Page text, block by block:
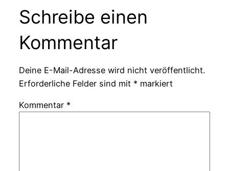
Schreibe einen
Kommentar
Deine E-Mail-Adresse wird nicht veröffentlicht.
Erforderliche Felder sind mit * markiert
Kommentar *